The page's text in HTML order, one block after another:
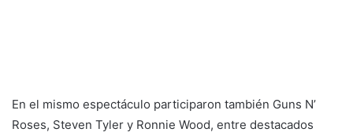
En el mismo espectáculo participaron también Guns N’
Roses, Steven Tyler y Ronnie Wood, entre destacados